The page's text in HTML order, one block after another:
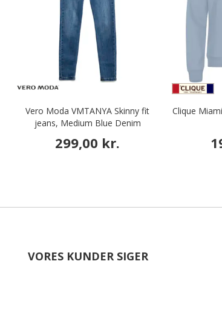
Vero Moda VMTANYA Skinny fit
jeans, Medium Blue Denim
299,00 kr.
Clique
VORES KUNDER SIGER